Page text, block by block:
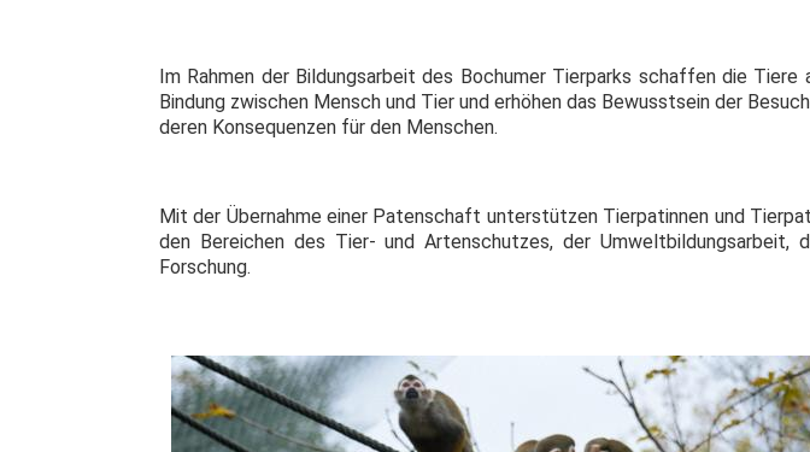
Im Rahmen der Bildungsarbeit des Bochumer Tierparks schaffen die
Bindung zwischen Mensch und Tier und erhöhen das Bewusstsein der
deren Konsequenzen für den Menschen.
Mit der Übernahme einer Patenschaft unterstützen Tierpatinnen und
den Bereichen des Tier- und Artenschutzes, der Umweltbildungsarbeit,
Forschung.